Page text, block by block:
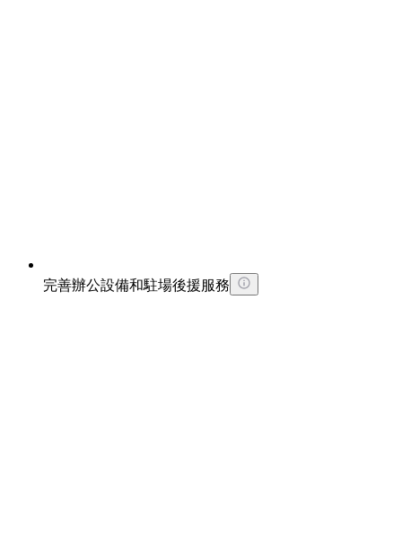
完善辦公設備和駐場後援服務